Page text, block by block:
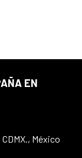
EN
México